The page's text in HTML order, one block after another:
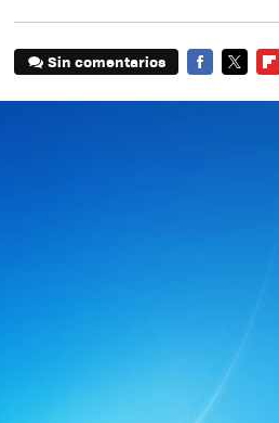
Sin comentarios